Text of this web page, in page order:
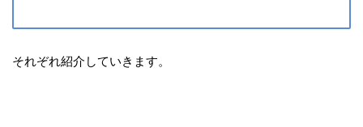
それぞれ紹介していきます。